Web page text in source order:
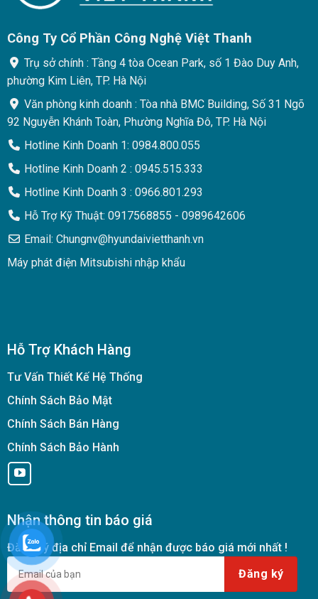
Công Ty Cổ Phần Công Nghệ Việt Thanh
Trụ sở chính : Tầng 4 tòa Ocean Park, số 1 Đào Duy Anh,
phường Kim Liên, TP. Hà Nội
Văn phòng kinh doanh : Tòa nhà BMC Building, Số 31 Ngõ
92 Nguyễn Khánh Toàn, Phường Nghĩa Đô, TP. Hà Nội
Hotline Kinh Doanh 1: 0984.800.055
Hotline Kinh Doanh 2 : 0945.515.333
Hotline Kinh Doanh 3 : 0966.801.293
Hỗ Trợ Kỹ Thuật: 0917568855 - 0989642606
Email: Chungnv@hyundaivietthanh.vn
Máy phát điện Mitsubishi nhập khẩu
Hỗ Trợ Khách Hàng
Tư Vấn Thiết Kế Hệ Thống
Chính Sách Bảo Mật
Chính Sách Bán Hàng
Chính Sách Bảo Hành
Nhận thông tin báo giá
Đăng ký địa chỉ Email để nhận được báo giá mới nhất !